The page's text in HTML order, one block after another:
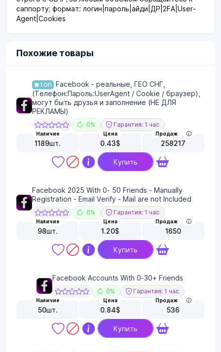
саппорту; формат: логин|пароль|айди|ДР|2FA|User-
Agent|Cookies
Похожие товары
ТОП
Facebook - реальные, ГЕО СНГ,
(Телефон:Пароль:UserAgent / Cookie / браузер),
могут быть друзья и заполнение (НЕ ДЛЯ
РЕКЛАМЫ)
0% Гарантия: 1 час
Наличие
1189шт.
Цена
0.43$
Продаж
258217
Купить
Facebook 2025 With 0- 50 Friends - Manually
Registration - Email Verify - Mail are not Included
0% Гарантия: 1 час
Наличие
98шт.
Цена
1.20$
Продаж
1650
Купить
Facebook Accounts With 0-30+ Friends
0% Гарантия: 1 час
Наличие
50шт.
Цена
0.84$
Продаж
536
Купить